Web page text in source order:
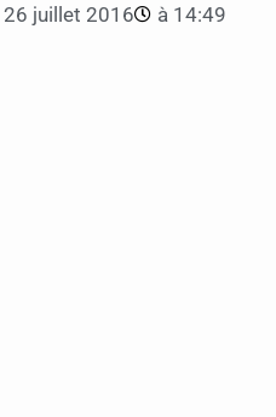
26 juillet 2016 à 14:49